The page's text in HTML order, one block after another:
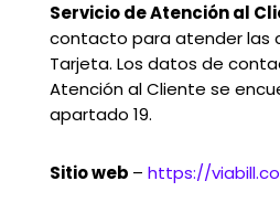
Servicio de Atención al
contacto para atender las
Tarjeta. Los datos de
Atención al Cliente se
apartado 19.
Sitio web – https://